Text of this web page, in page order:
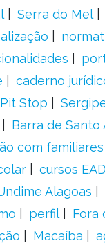
Serra do Mel
caderno
Pit Stop
Barra de Santo
com familiares
cursos EAD
Alagoas
perfil Fora
Macaíba